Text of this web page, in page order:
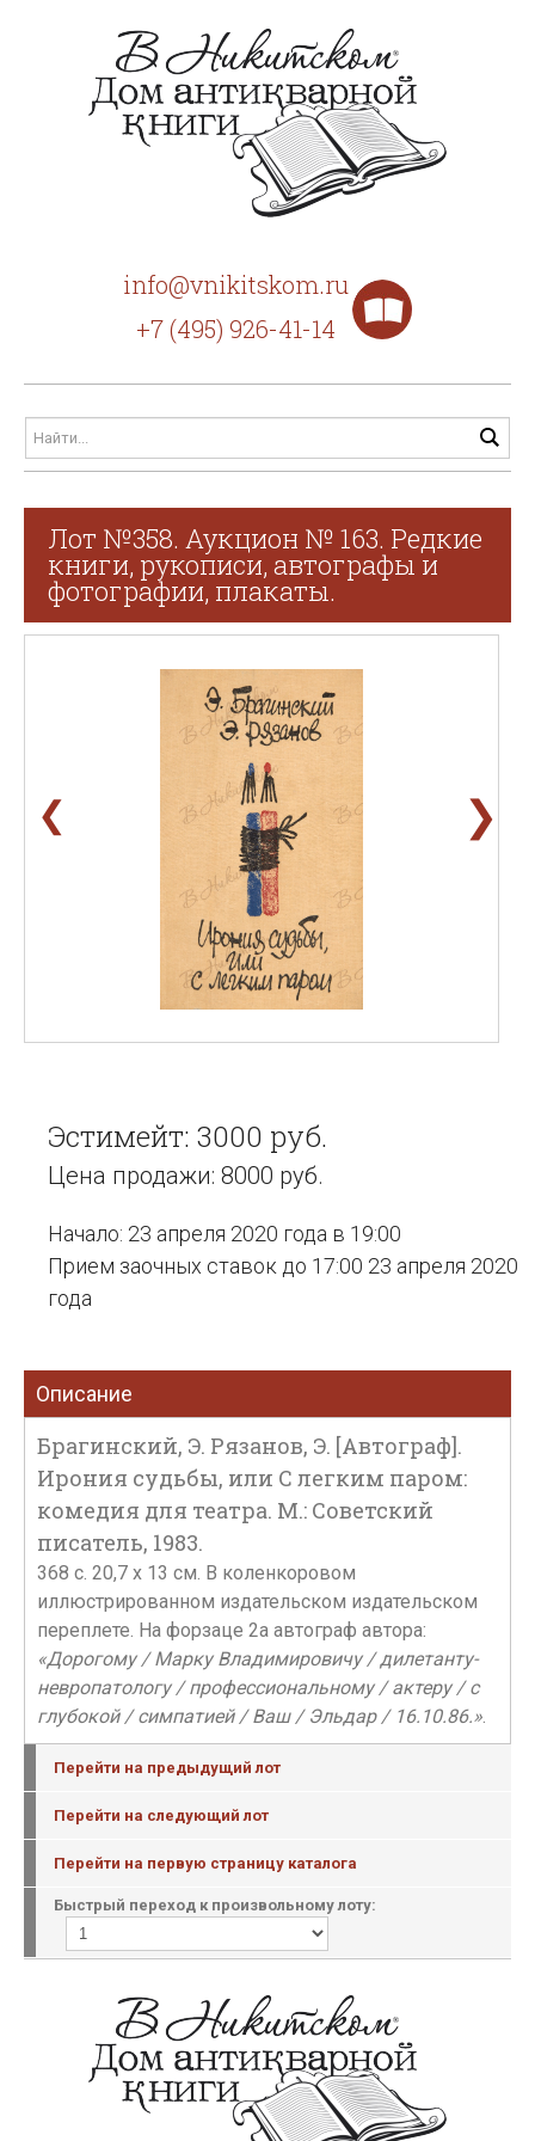
info@vnikitskom.ru
+7 (495) 926-41-14
Лот №358. Аукцион № 163. Редкие
книги, рукописи, автографы и
фотографии, плакаты.
❮ ❯
Эстимейт: 3000 руб.
Цена продажи: 8000 руб.
Начало: 23 апреля 2020 года в 19:00
Прием заочных ставок до 17:00 23 апреля 2020
года
Описание
Брагинский, Э. Рязанов, Э. [Автограф].
Ирония судьбы, или С легким паром:
комедия для театра. М.: Советский
писатель, 1983.
368 с. 20,7 х 13 см. В коленкоровом
иллюстрированном издательском издательском
переплете. На форзаце 2а автограф автора:
«Дорогому / Марку Владимировичу / дилетанту-
невропатологу / профессиональному / актеру / с
глубокой / симпатией / Ваш / Эльдар / 16.10.86.».
Перейти на предыдущий лот
Перейти на следующий лот
Перейти на первую страницу каталога
Быстрый переход к произвольному лоту: